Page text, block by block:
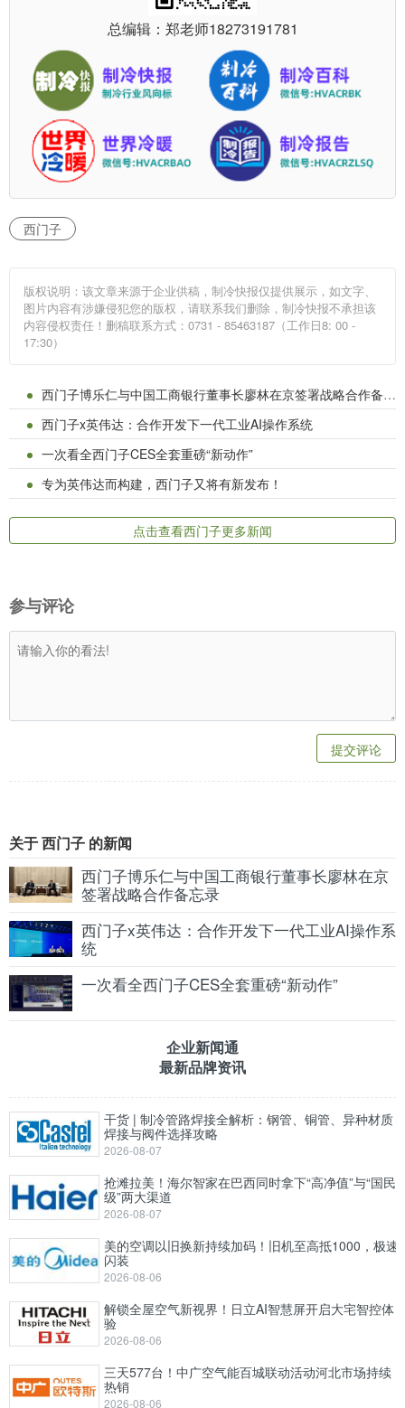
总编辑：郑老师18273191781
西门子
版权说明：该文章来源于企业供稿，制冷快报仅提供展示，如文字、
图片内容有涉嫌侵犯您的版权，请联系我们删除，制冷快报不承担该
内容侵权责任！删稿联系方式：0731 - 85463187（工作日8: 00 -
17:30）
西门子博乐仁与中国工商银行董事长廖林在京签署战略合作备忘录
西门子x英伟达：合作开发下一代工业AI操作系统
一次看全西门子CES全套重磅“新动作”
专为英伟达而构建，西门子又将有新发布！
点击查看西门子更多新闻
参与评论
提交评论
关于 西门子 的新闻
西门子博乐仁与中国工商银行董事长廖林在京
签署战略合作备忘录
西门子x英伟达：合作开发下一代工业AI操作系
统
一次看全西门子CES全套重磅“新动作”
企业新闻通
最新品牌资讯
干货 | 制冷管路焊接全解析：钢管、铜管、异种材质
焊接与阀件选择攻略
2026-08-07
抢滩拉美！海尔智家在巴西同时拿下“高净值”与“国民
级”两大渠道
2026-08-07
美的空调以旧换新持续加码！旧机至高抵1000，极速
闪装
2026-08-06
解锁全屋空气新视界！日立AI智慧屏开启大宅智控体
验
2026-08-06
三天577台！中广空气能百城联动活动河北市场持续
热销
2026-08-06